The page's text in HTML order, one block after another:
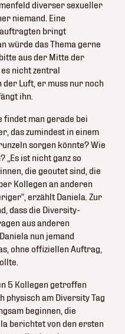
diverser sexueller
niemand. Eine
bringt
würde das Thema gerne
aus der Mitte der
nicht zentral
Luft, er muss nur noch
ihn.
findet man gerade bei
das zumindest in einem
sorgen könnte? Wie
„Es ist nicht ganz so
die geoutet sind, die
Kollegen an anderen
erzählt Daniela. Zur
dass die Diversity-
aus anderen
nun jemand
ohne offiziellen Auftrag,
5 Kollegen getroffen
physisch am Diversity Tag
beginnen, die
berichtet von den ersten